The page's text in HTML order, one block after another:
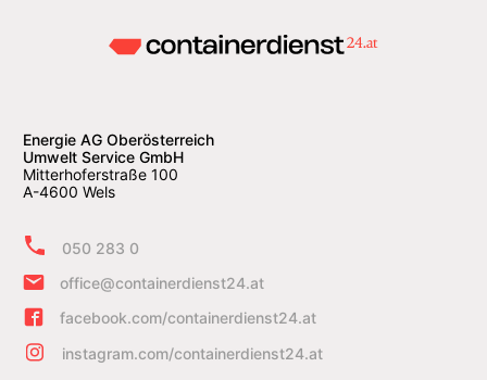
Energie AG Oberösterreich
Umwelt Service GmbH
Mitterhoferstraße 100
A-4600 Wels
050 283 0
office@containerdienst24.at
facebook.com/containerdienst24.at
instagram.com/containerdienst24.at